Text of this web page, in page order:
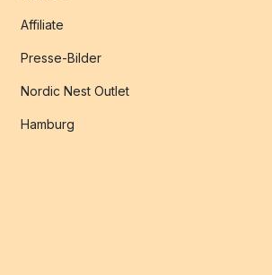
Affiliate
Presse-Bilder
Nordic Nest Outlet
Hamburg